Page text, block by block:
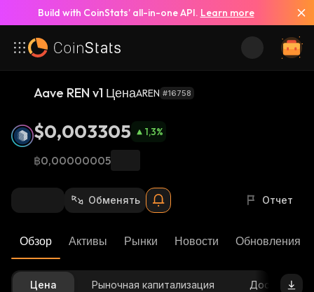
Build with CoinStats’ all-in-one API. Learn more
Aave REN v1 ЦенаAREN #16758
$0,003305 1,3%
฿0,00000005
Обменять Отчет
Обзор Активы Рынки Новости Обновления
Цена Рыночная капитализация Доступное